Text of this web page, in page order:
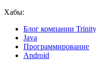
Хабы:
Блог компании
Java
Программирование
Android